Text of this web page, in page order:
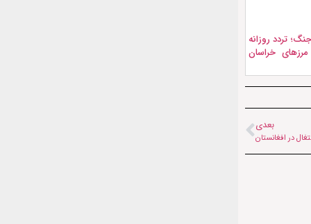
تردد روزانه
مرزهای خراسان
بعدی
در افغانستان